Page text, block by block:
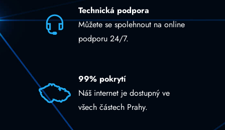
Technická podpora
Můžete se spolehnout na online
podporu 24/7.
99% pokrytí
Náš internet je dostupný ve
všech částech Prahy.